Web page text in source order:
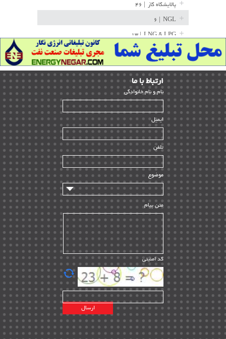
پالایشگاه گاز
NGL
LNG & LPG | ۱۳
خط لوله | ۳۶
مخازن ذخیره | ۱۵
پتروشیمی | ۱۴
بازرسی و QC | ۱۵
HSE | ۳۹
ساخت و نصب | ۱۲
راه اندازی | ۹
سازندگان و تامین کنندگان | ۱۰
تامین مالی و سرمایه گذاری | ۳۲
ماشین آلات
مدیریت پروژه
مدیریت دانش
مدیریت سازمانی و عمومی | ۲
تأمین کالا | ۱۳
EPC | ۲۰
پیمانکاران بین المللی | ۸
اطلاعات انرژی کشورها | ۱۴
پروژه های خارجی | ۱۵
نقشه های نفت و گاز خارجی | ۱۰
شرکت های نفتی | ۱۴
ارﺗﺒﺎط ﺑﺎ ما
ﻧﺎم و ﻧﺎم ﺧﺎﻧﻮادﮔﻰ
ایمیل
تلفن
موضوع
متن پیام
کد امنیتی